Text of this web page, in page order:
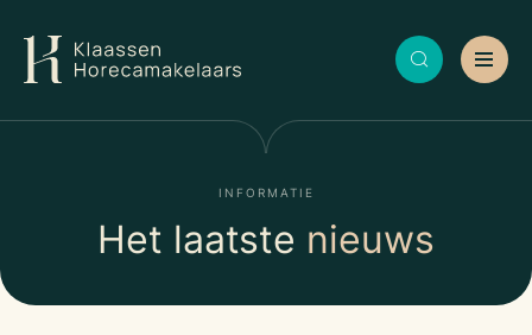
INFORMATIE
Het laatste nieuws